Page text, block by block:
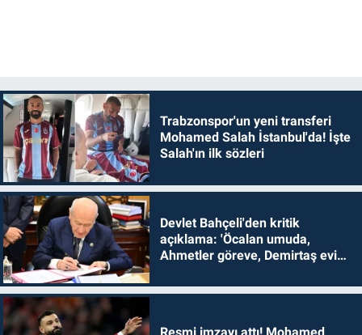
Trabzonspor'un yeni transferi
Mohamed Salah İstanbul'da! İşte
Salah'ın ilk sözleri
Devlet Bahçeli'den kritik
açıklama: 'Öcalan umuda,
Ahmetler göreve, Demirtaş evine